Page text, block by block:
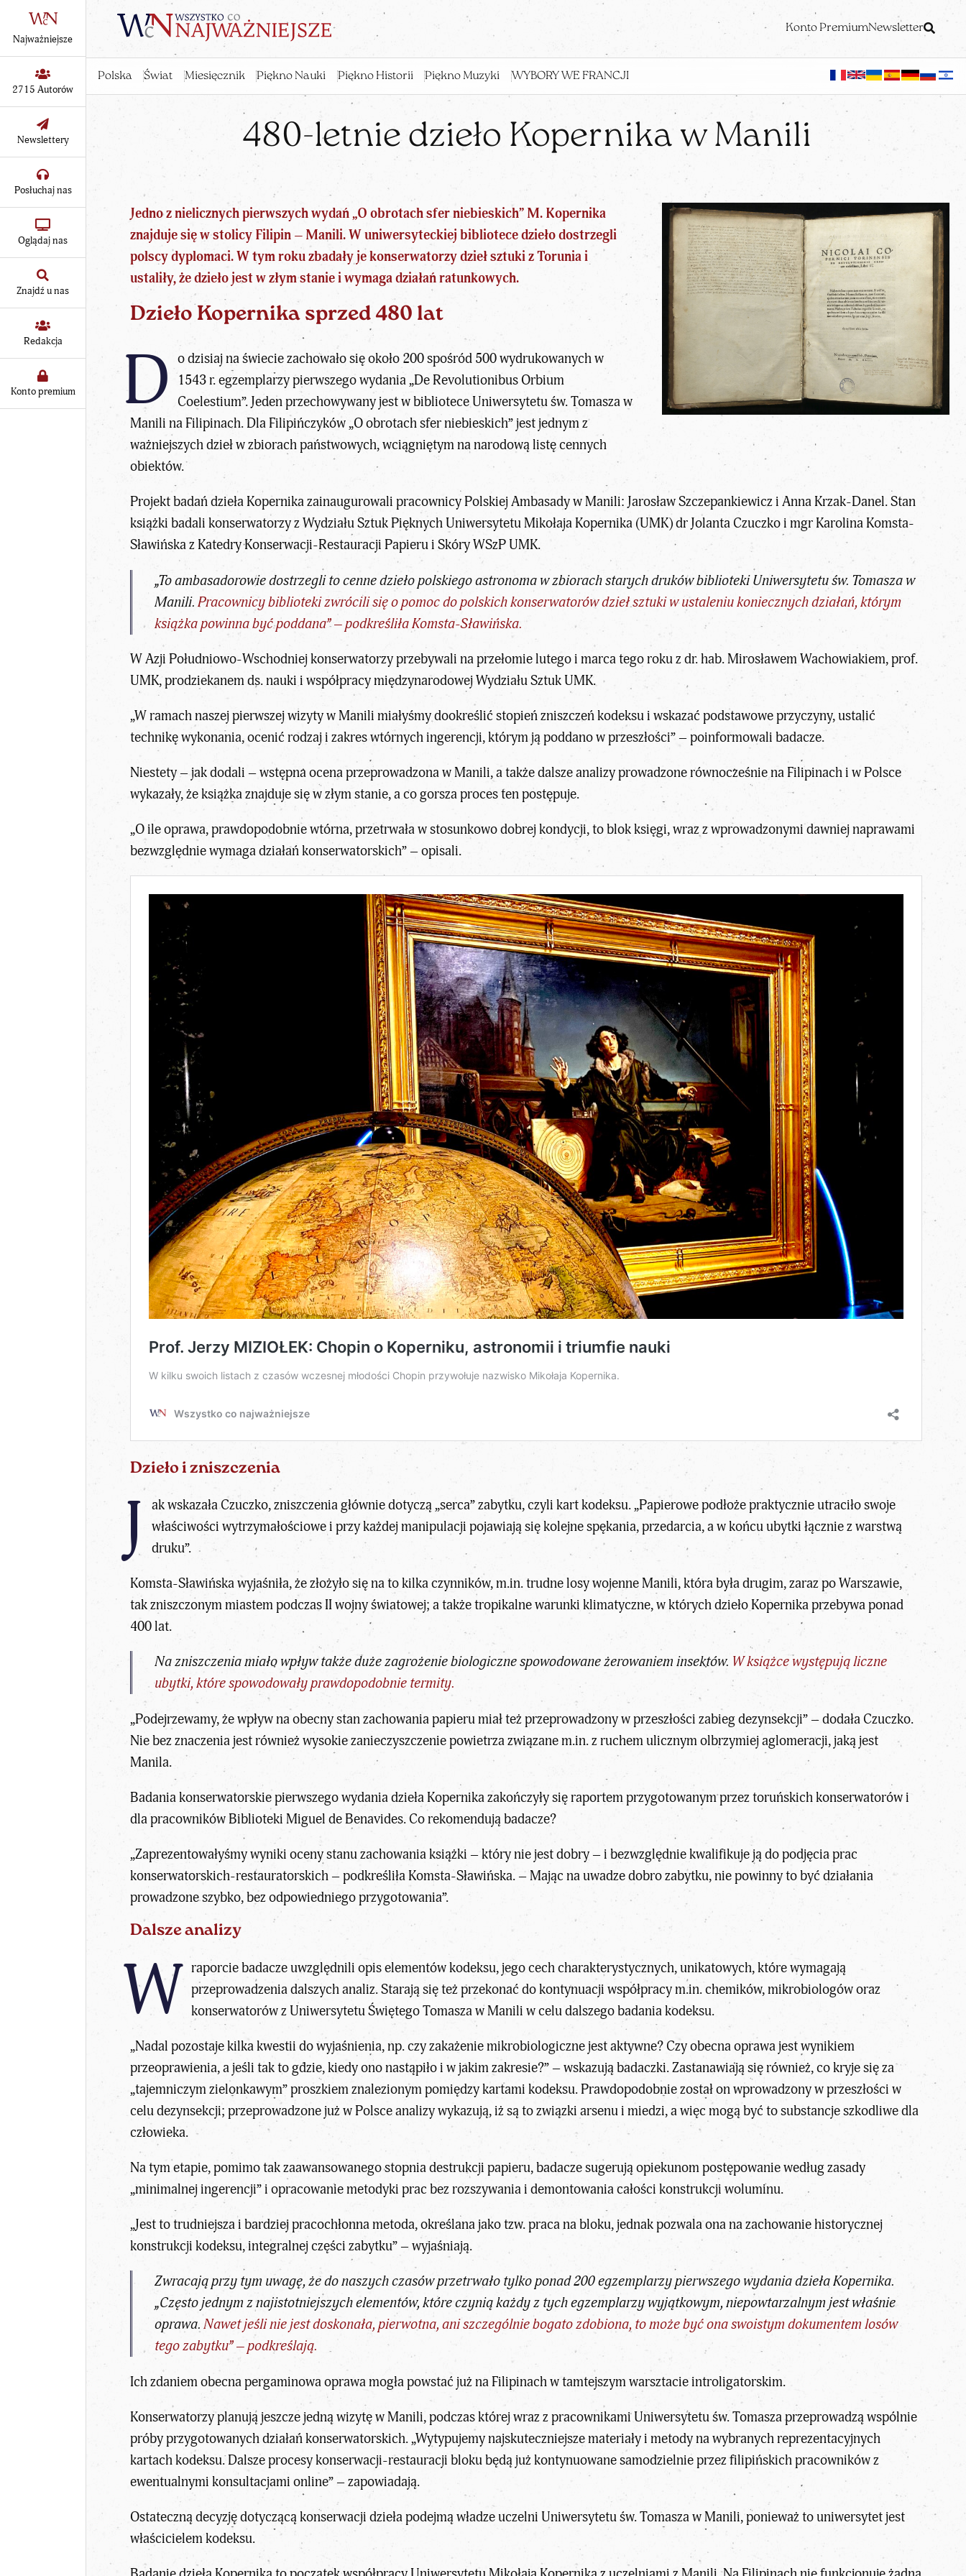
Konto PremiumNewsletter
Polska Świat Miesięcznik Piękno Nauki Piękno Historii Piękno Muzyki WYBORY WE FRANCJI
Najważniejsze
2715 Autorów
Newslettery
Posłuchaj nas
Oglądaj nas
Znajdź u nas
Redakcja
Konto premium
480-letnie dzieło Kopernika w Manili
Jedno z nielicznych pierwszych wydań „O obrotach sfer niebieskich” M. Kopernika
znajduje się w stolicy Filipin – Manili. W uniwersyteckiej bibliotece dzieło dostrzegli
polscy dyplomaci. W tym roku zbadały je konserwatorzy dzieł sztuki z Torunia i
ustaliły, że dzieło jest w złym stanie i wymaga działań ratunkowych.
Dzieło Kopernika sprzed 480 lat
D o dzisiaj na świecie zachowało się około 200 spośród 500 wydrukowanych w
1543 r. egzemplarzy pierwszego wydania „De Revolutionibus Orbium
Coelestium”. Jeden przechowywany jest w bibliotece Uniwersytetu św. Tomasza w
Manili na Filipinach. Dla Filipińczyków „O obrotach sfer niebieskich” jest jednym z
ważniejszych dzieł w zbiorach państwowych, wciągniętym na narodową listę cennych
obiektów.
Projekt badań dzieła Kopernika zainaugurowali pracownicy Polskiej Ambasady w Manili: Jarosław Szczepankiewicz i Anna Krzak-Danel. Stan
książki badali konserwatorzy z Wydziału Sztuk Pięknych Uniwersytetu Mikołaja Kopernika (UMK) dr Jolanta Czuczko i mgr Karolina Komsta-
Sławińska z Katedry Konserwacji-Restauracji Papieru i Skóry WSzP UMK.
„To ambasadorowie dostrzegli to cenne dzieło polskiego astronoma w zbiorach starych druków biblioteki Uniwersytetu św. Tomasza w
Manili. Pracownicy biblioteki zwrócili się o pomoc do polskich konserwatorów dzieł sztuki w ustaleniu koniecznych działań, którym
książka powinna być poddana” – podkreśliła Komsta-Sławińska.
W Azji Południowo-Wschodniej konserwatorzy przebywali na przełomie lutego i marca tego roku z dr. hab. Mirosławem Wachowiakiem, prof.
UMK, prodziekanem ds. nauki i współpracy międzynarodowej Wydziału Sztuk UMK.
„W ramach naszej pierwszej wizyty w Manili miałyśmy dookreślić stopień zniszczeń kodeksu i wskazać podstawowe przyczyny, ustalić
technikę wykonania, ocenić rodzaj i zakres wtórnych ingerencji, którym ją poddano w przeszłości” – poinformowali badacze.
Niestety – jak dodali – wstępna ocena przeprowadzona w Manili, a także dalsze analizy prowadzone równocześnie na Filipinach i w Polsce
wykazały, że książka znajduje się w złym stanie, a co gorsza proces ten postępuje.
„O ile oprawa, prawdopodobnie wtórna, przetrwała w stosunkowo dobrej kondycji, to blok księgi, wraz z wprowadzonymi dawniej naprawami
bezwzględnie wymaga działań konserwatorskich” – opisali.
Dzieło i zniszczenia
J
ak wskazała Czuczko, zniszczenia głównie dotyczą „serca” zabytku, czyli kart kodeksu. „Papierowe podłoże praktycznie utraciło swoje
właściwości wytrzymałościowe i przy każdej manipulacji pojawiają się kolejne spękania, przedarcia, a w końcu ubytki łącznie z warstwą
druku”.
Komsta-Sławińska wyjaśniła, że złożyło się na to kilka czynników, m.in. trudne losy wojenne Manili, która była drugim, zaraz po Warszawie,
tak zniszczonym miastem podczas II wojny światowej; a także tropikalne warunki klimatyczne, w których dzieło Kopernika przebywa ponad
400 lat.
Na zniszczenia miało wpływ także duże zagrożenie biologiczne spowodowane żerowaniem insektów. W książce występują liczne
ubytki, które spowodowały prawdopodobnie termity.
„Podejrzewamy, że wpływ na obecny stan zachowania papieru miał też przeprowadzony w przeszłości zabieg dezynsekcji” – dodała Czuczko.
Nie bez znaczenia jest również wysokie zanieczyszczenie powietrza związane m.in. z ruchem ulicznym olbrzymiej aglomeracji, jaką jest
Manila.
Badania konserwatorskie pierwszego wydania dzieła Kopernika zakończyły się raportem przygotowanym przez toruńskich konserwatorów i
dla pracowników Biblioteki Miguel de Benavides. Co rekomendują badacze?
„Zaprezentowałyśmy wyniki oceny stanu zachowania książki – który nie jest dobry – i bezwzględnie kwalifikuje ją do podjęcia prac
konserwatorskich-restauratorskich – podkreśliła Komsta-Sławińska. – Mając na uwadze dobro zabytku, nie powinny to być działania
prowadzone szybko, bez odpowiedniego przygotowania”.
Dalsze analizy
W raporcie badacze uwzględnili opis elementów kodeksu, jego cech charakterystycznych, unikatowych, które wymagają
przeprowadzenia dalszych analiz. Starają się też przekonać do kontynuacji współpracy m.in. chemików, mikrobiologów oraz
konserwatorów z Uniwersytetu Świętego Tomasza w Manili w celu dalszego badania kodeksu.
„Nadal pozostaje kilka kwestii do wyjaśnienia, np. czy zakażenie mikrobiologiczne jest aktywne? Czy obecna oprawa jest wynikiem
przeoprawienia, a jeśli tak to gdzie, kiedy ono nastąpiło i w jakim zakresie?” – wskazują badaczki. Zastanawiają się również, co kryje się za
„tajemniczym zielonkawym” proszkiem znalezionym pomiędzy kartami kodeksu. Prawdopodobnie został on wprowadzony w przeszłości w
celu dezynsekcji; przeprowadzone już w Polsce analizy wykazują, iż są to związki arsenu i miedzi, a więc mogą być to substancje szkodliwe dla
człowieka.
Na tym etapie, pomimo tak zaawansowanego stopnia destrukcji papieru, badacze sugerują opiekunom postępowanie według zasady
„minimalnej ingerencji” i opracowanie metodyki prac bez rozszywania i demontowania całości konstrukcji woluminu.
„Jest to trudniejsza i bardziej pracochłonna metoda, określana jako tzw. praca na bloku, jednak pozwala ona na zachowanie historycznej
konstrukcji kodeksu, integralnej części zabytku” – wyjaśniają.
Zwracają przy tym uwagę, że do naszych czasów przetrwało tylko ponad 200 egzemplarzy pierwszego wydania dzieła Kopernika.
„Często jednym z najistotniejszych elementów, które czynią każdy z tych egzemplarzy wyjątkowym, niepowtarzalnym jest właśnie
oprawa.Nawet jeśli nie jest doskonała, pierwotna, ani szczególnie bogato zdobiona, to może być ona swoistym dokumentem losów
tego zabytku” – podkreślają.
Ich zdaniem obecna pergaminowa oprawa mogła powstać już na Filipinach w tamtejszym warsztacie introligatorskim.
Konserwatorzy planują jeszcze jedną wizytę w Manili, podczas której wraz z pracownikami Uniwersytetu św. Tomasza przeprowadzą wspólnie
próby przygotowanych działań konserwatorskich. „Wytypujemy najskuteczniejsze materiały i metody na wybranych reprezentacyjnych
kartach kodeksu. Dalsze procesy konserwacji-restauracji bloku będą już kontynuowane samodzielnie przez filipińskich pracowników z
ewentualnymi konsultacjami online” – zapowiadają.
Ostateczną decyzję dotyczącą konserwacji dzieła podejmą władze uczelni Uniwersytetu św. Tomasza w Manili, ponieważ to uniwersytet jest
właścicielem kodeksu.